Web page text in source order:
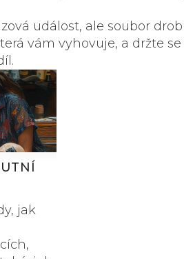
událost, ale soubor
vám vyhovuje, a držte
jak